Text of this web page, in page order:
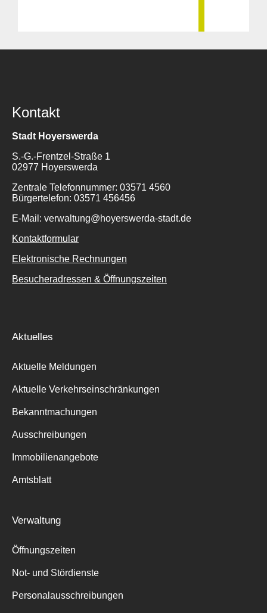
Kontakt
Stadt Hoyerswerda
S.-G.-Frentzel-Straße 1
02977 Hoyerswerda
Zentrale Telefonnummer: 03571 4560
Bürgertelefon: 03571 456456
E-Mail: verwaltung@hoyerswerda-stadt.de
Kontaktformular
Elektronische Rechnungen
Besucheradressen & Öffnungszeiten
Aktuelles
Aktuelle Meldungen
Aktuelle Verkehrseinschränkungen
Bekanntmachungen
Ausschreibungen
Immobilienangebote
Amtsblatt
Verwaltung
Öffnungszeiten
Not- und Stördienste
Personalausschreibungen